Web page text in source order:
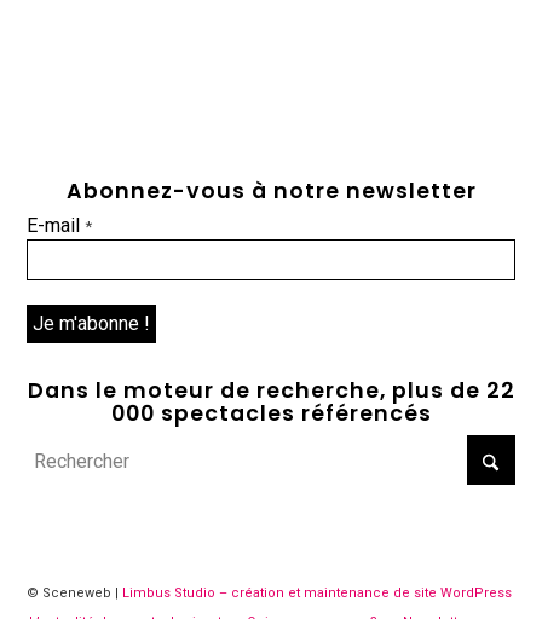
Abonnez-vous à notre newsletter
E-mail*
Dans le moteur de recherche, plus de 22
000 spectacles référencés
© Sceneweb | Limbus Studio – création et maintenance de site WordPress